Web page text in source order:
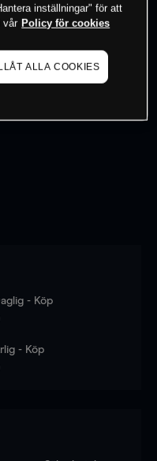
- Köp
- Köp
inställningar" för att
vår Policy för cookies
ALLA COOKIES